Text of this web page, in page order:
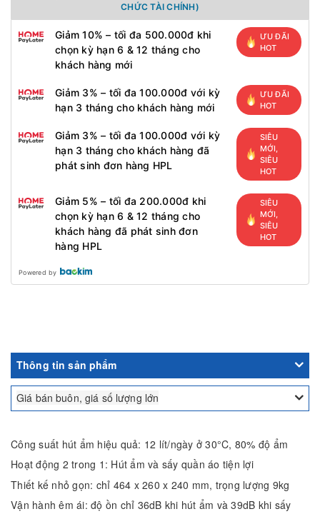
CHỨC TÀI CHÍNH)
Giảm 10% – tối đa 500.000đ khi
chọn kỳ hạn 6 & 12 tháng cho
khách hàng mới
ƯU ĐÃI
HOT
Giảm 3% – tối đa 100.000đ với kỳ
hạn 3 tháng cho khách hàng mới
ƯU ĐÃI
HOT
Giảm 3% – tối đa 100.000đ với kỳ
hạn 3 tháng cho khách hàng đã
phát sinh đơn hàng HPL
SIÊU
MỚI,
SIÊU
HOT
Giảm 5% – tối đa 200.000đ khi
chọn kỳ hạn 6 & 12 tháng cho
khách hàng đã phát sinh đơn
hàng HPL
SIÊU
MỚI,
SIÊU
HOT
Powered by
Thông tin sản phẩm
Giá bán buôn, giá số lượng lớn
Công suất hút ẩm hiệu quả: 12 lít/ngày ở 30°C, 80% độ ẩm
Hoạt động 2 trong 1: Hút ẩm và sấy quần áo tiện lợi
Thiết kế nhỏ gọn: chỉ 464 x 260 x 240 mm, trọng lượng 9kg
Vận hành êm ái: độ ồn chỉ 36dB khi hút ẩm và 39dB khi sấy